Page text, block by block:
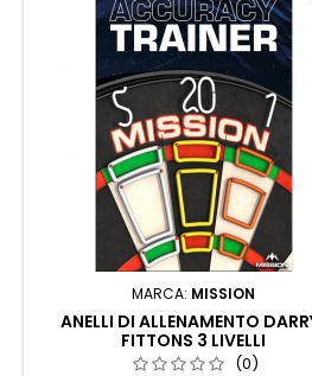
MARCA: MISSION
ANELLI DI ALLENAMENTO
FITTONS 3 LIVELLI
(0)